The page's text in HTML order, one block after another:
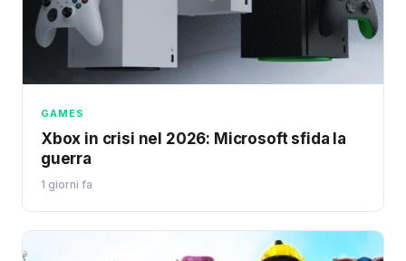
GAMES
Xbox in crisi nel 2026: Microsoft sfida la
guerra
1 giorni fa